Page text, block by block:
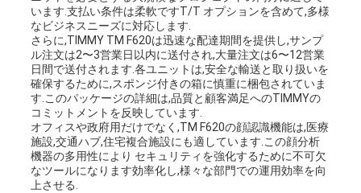
います.支払い条件は柔軟ですT/T オプションを含めて,多様
なビジネスニーズに対応します.
さらに,TIMMY TM F620は迅速な配達期間を提供し,サンプ
ル注文は2〜3営業日以内に送付され,大量注文は6〜12営業
日間で送付されます.各ユニットは,安全な輸送と取り扱いを
確保するために,スポンジ付きの箱に慎重に梱包されていま
す.このパッケージの詳細は,品質と顧客満足へのTIMMYの
コミットメントを反映しています.
オフィスや政府用だけでなく,TM F620の顔認識機能は,医療
施設,交通ハブ,住宅複合施設にも適しています.この顔分析
機器の多用性により セキュリティを強化するために不可欠
なツールになります効率化し,様々な部門での運用効率を向
上させる.